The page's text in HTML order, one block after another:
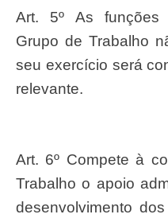
Art. 5º As funções dos representantes no
Grupo de Trabalho
seu exercício será
relevante.
Art. 6º Compete à coordenação do Grupo de
Trabalho o apoio
desenvolvimento